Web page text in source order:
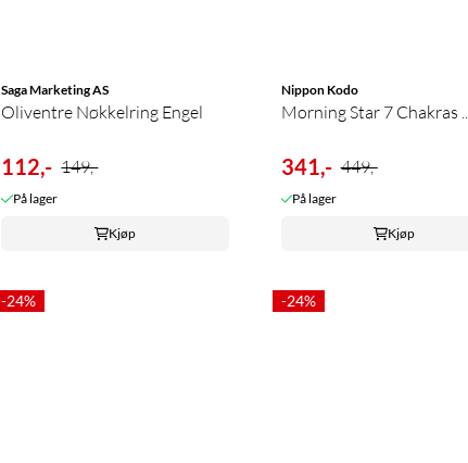
Saga Marketing AS
Oliventre Nøkkelring Engel
112,- 149,-
På lager
Kjøp
Nippon Kodo
Morning Star 7 Chakras ...
341,- 449,-
På lager
Kjøp
-24% -24%